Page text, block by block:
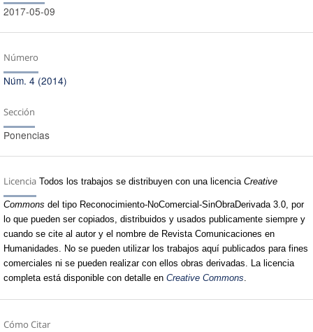
2017-05-09
Número
Núm. 4 (2014)
Sección
Ponencias
Licencia Todos los trabajos se distribuyen con una licencia Creative
Commons del tipo Reconocimiento-NoComercial-SinObraDerivada 3.0, por
lo que pueden ser copiados, distribuidos y usados publicamente siempre y
cuando se cite al autor y el nombre de Revista Comunicaciones en
Humanidades. No se pueden utilizar los trabajos aquí publicados para fines
comerciales ni se pueden realizar con ellos obras derivadas. La licencia
completa está disponible con detalle en Creative Commons.
Cómo Citar